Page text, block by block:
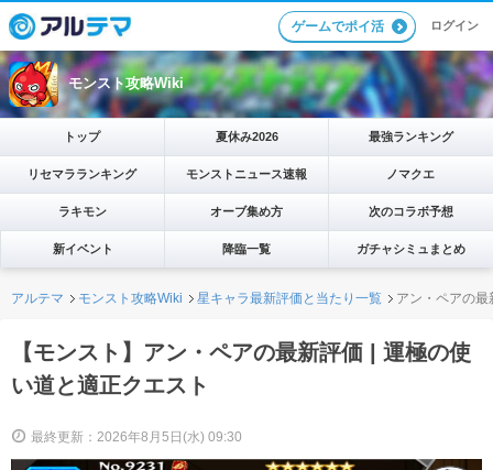
ゲームでポイ活 ログイン
モンスト攻略Wiki
トップ 夏休み2026 最強ランキング
リセマラランキング モンストニュース速報 ノマクエ
ラキモン オーブ集め方 次のコラボ予想
新イベント 降臨一覧 ガチャシミュまとめ
アルテマ モンスト攻略Wiki 星キャラ最新評価と当たり一覧 アン・ペアの
【モンスト】アン・ペアの最新評価 | 運極の使
い道と適正クエスト
最終更新：2026年8月5日(水) 09:30